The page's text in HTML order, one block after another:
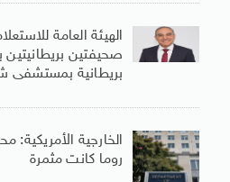
الهيئة العامة
صحيفتين
بريطانية بمستشفى
الخارجية الأمريكية:
روما كانت مثمرة